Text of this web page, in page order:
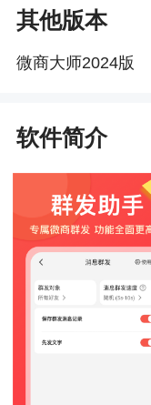
其他版本
微商大师2024版
软件简介